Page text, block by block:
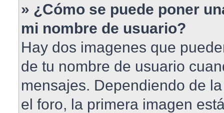
» ¿Cómo se puede poner
mi nombre de usuario?
Hay dos imagenes que
de tu nombre de usuario
mensajes. Dependiendo de
el foro, la primera imagen